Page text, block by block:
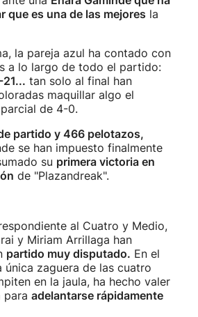
que es una de las mejores la
la pareja azul ha contado con
a lo largo de todo el partido:
tan solo al final han
maquillar algo el
de 4-0.
partido y 466 pelotazos,
se han impuesto finalmente
su primera victoria en
de "Plazandreak".
al Cuatro y Medio,
y Miriam Arrillaga han
partido muy disputado. En el
única zaguera de las cuatro
en la jaula, ha hecho valer
para adelantarse rápidamente